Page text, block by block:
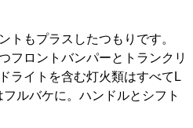
トもプラスしたつもりです。
フロントバンパーとトランクリ
ライトを含む灯火類はすべてL
ルバケに。ハンドルとシフト